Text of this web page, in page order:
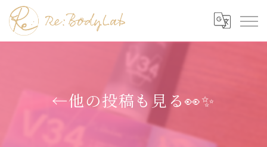
←他の投稿も見る👀✨